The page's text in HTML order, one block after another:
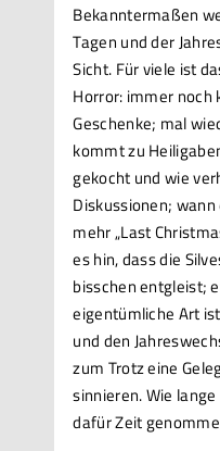
Bekanntermaßen
Tagen und der
Sicht. Für viele ist
Horror: immer noch
Geschenke; mal
kommt zu
gekocht und wie
Diskussionen;
mehr „Last
es hin, dass die
bisschen entgleist;
eigentümliche Art
und den
zum Trotz eine
sinnieren. Wie
dafür Zeit